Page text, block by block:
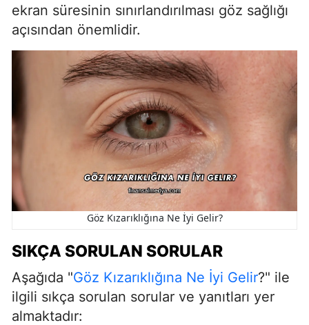
ekran süresinin sınırlandırılması göz sağlığı
açısından önemlidir.
Göz Kızarıklığına Ne İyi Gelir?
SIKÇA SORULAN SORULAR
Aşağıda "Göz Kızarıklığına Ne İyi Gelir?" ile
ilgili sıkça sorulan sorular ve yanıtları yer
almaktadır: